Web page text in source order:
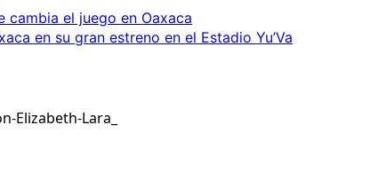
cambia el juego en Oaxaca
en su gran estreno en el Estadio Yu’Va